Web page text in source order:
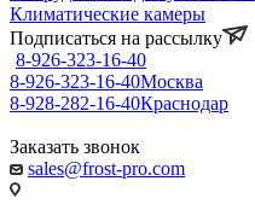
Климатические камеры
Подписаться на рассылку
8-926-323-16-40
8-926-323-16-40Москва
8-928-282-16-40Краснодар
Заказать звонок
sales@frost-pro.com